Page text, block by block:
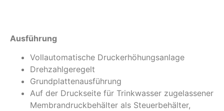
Ausführung
Vollautomatische Druckerhöhungsanlage
Drehzahlgeregelt
Grundplattenausführung
Auf der Druckseite für Trinkwasser zugelassener
Membrandruckbehälter als Steuerbehälter,